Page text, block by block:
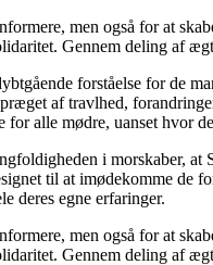
men også for at
Gennem deling af
forståelse for de
af travlhed,
alle mødre, uanset hvor
i morskaber,
til at imødekomme de
deres egne erfaringer.
men også for at
Gennem deling af